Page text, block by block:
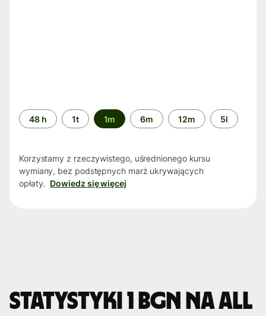
Przedział
czasu
48 h 1t 1m 6m 12m 5l
Korzystamy z rzeczywistego, uśrednionego kursu
wymiany, bez podstępnych marż ukrywających
opłaty. Dowiedz się więcej
Statystyki 1 BGN na ALL